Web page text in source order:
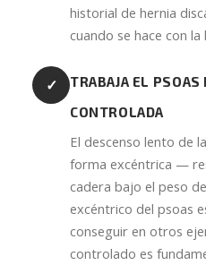
historial de hernia
cuando se hace con
✓
TRABAJA EL PSOAS
CONTROLADA
El descenso lento de
forma excéntrica —
cadera bajo el peso
excéntrico del psoas
conseguir en otros
controlado es